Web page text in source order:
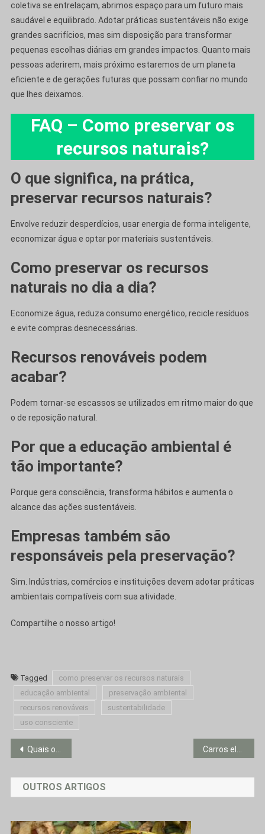
coletiva se entrelaçam, abrimos espaço para um futuro mais
saudável e equilibrado. Adotar práticas sustentáveis não exige
grandes sacrifícios, mas sim disposição para transformar
pequenas escolhas diárias em grandes impactos. Quanto mais
pessoas aderirem, mais próximo estaremos de um planeta
eficiente e de gerações futuras que possam confiar no mundo
que lhes deixamos.
FAQ – Como preservar os
recursos naturais?
O que significa, na prática,
preservar recursos naturais?
Envolve reduzir desperdícios, usar energia de forma inteligente,
economizar água e optar por materiais sustentáveis.
Como preservar os recursos
naturais no dia a dia?
Economize água, reduza consumo energético, recicle resíduos
e evite compras desnecessárias.
Recursos renováveis podem
acabar?
Podem tornar-se escassos se utilizados em ritmo maior do que
o de reposição natural.
Por que a educação ambiental é
tão importante?
Porque gera consciência, transforma hábitos e aumenta o
alcance das ações sustentáveis.
Empresas também são
responsáveis pela preservação?
Sim. Indústrias, comércios e instituições devem adotar práticas
ambientais compatíveis com sua atividade.
Compartilhe o nosso artigo!
Tagged
como preservar os recursos naturais
educação ambiental
preservação ambiental
recursos renováveis
sustentabilidade
uso consciente
Navegação
de
Post
Quais os tipos de sustentabilidade existentes? Carros elétricos: os tipos e os benefícios ao planeta
OUTROS ARTIGOS